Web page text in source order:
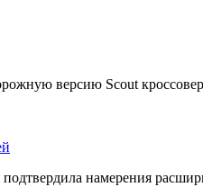
версию Scout
намерения